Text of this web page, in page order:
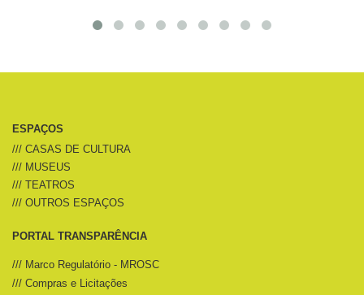
ESPAÇOS
/// CASAS DE CULTURA
/// MUSEUS
/// TEATROS
/// OUTROS ESPAÇOS
PORTAL TRANSPARÊNCIA
/// Marco Regulatório - MROSC
/// Compras e Licitações